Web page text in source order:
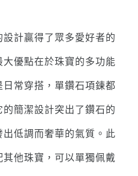
計贏得了眾多愛好者的
優點在於珠寶的多功能
常穿搭，單鑽石項鍊都
簡潔設計突出了鑽石的
低調而奢華的氣質。此
他珠寶，可以單獨佩戴